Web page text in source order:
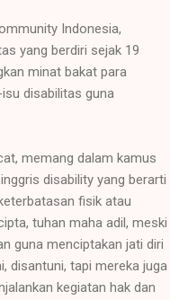
Indonesia,
yang berdiri sejak 19
minat bakat para
disabilitas guna
memang dalam kamus
disability yang berarti
fisik atau
tuhan maha adil, meski
guna menciptakan jati diri
disantuni, tapi mereka juga
kegiatan hak dan